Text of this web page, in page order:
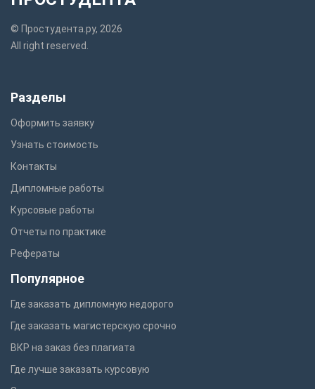
© Простудента.ру, 2026
All right reserved.
Разделы
Оформить заявку
Узнать стоимость
Контакты
Дипломные работы
Курсовые работы
Отчеты по практике
Рефераты
Популярное
Где заказать дипломную недорого
Где заказать магистерскую срочно
ВКР на заказ без плагиата
Где лучше заказать курсовую